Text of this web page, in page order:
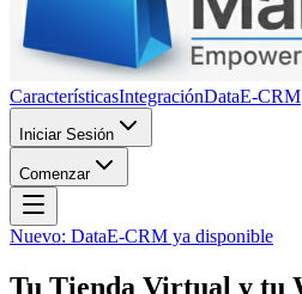
CaracterísticasIntegraciónDataE-CRM
Iniciar Sesión
Comenzar
Nuevo: DataE-CRM ya disponible
Tu Tienda Virtual y tu